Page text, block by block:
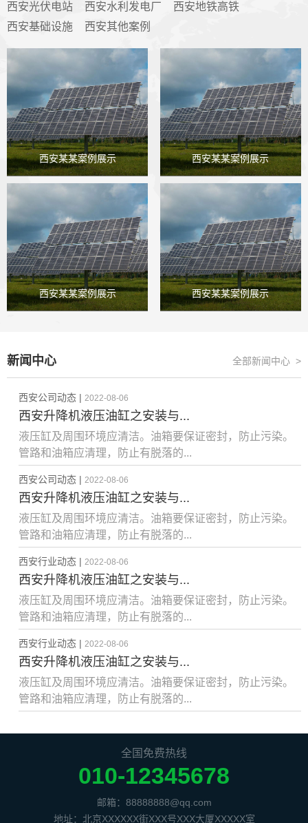
西安光伏电站 西安水利发电厂
西安地铁高铁
西安基础设施
西安其他案例
西安某某案例展示 西安某某案例展示
西安某某案例展示 西安某某案例展示
新闻中心 全部新闻中心 >
西安公司动态 | 2022-08-06
西安升降机液压油缸之安装与...
液压缸及周围环境应清洁。油箱要保证密封，防止污染。
管路和油箱应清理，防止有脱落的...
西安公司动态 | 2022-08-06
西安升降机液压油缸之安装与...
液压缸及周围环境应清洁。油箱要保证密封，防止污染。
管路和油箱应清理，防止有脱落的...
西安行业动态 | 2022-08-06
西安升降机液压油缸之安装与...
液压缸及周围环境应清洁。油箱要保证密封，防止污染。
管路和油箱应清理，防止有脱落的...
西安行业动态 | 2022-08-06
西安升降机液压油缸之安装与...
液压缸及周围环境应清洁。油箱要保证密封，防止污染。
管路和油箱应清理，防止有脱落的...
全国免费热线
010-12345678
邮箱：88888888@qq.com
地址：北京XXXXXX街XXX号XXX大厦XXXXX室